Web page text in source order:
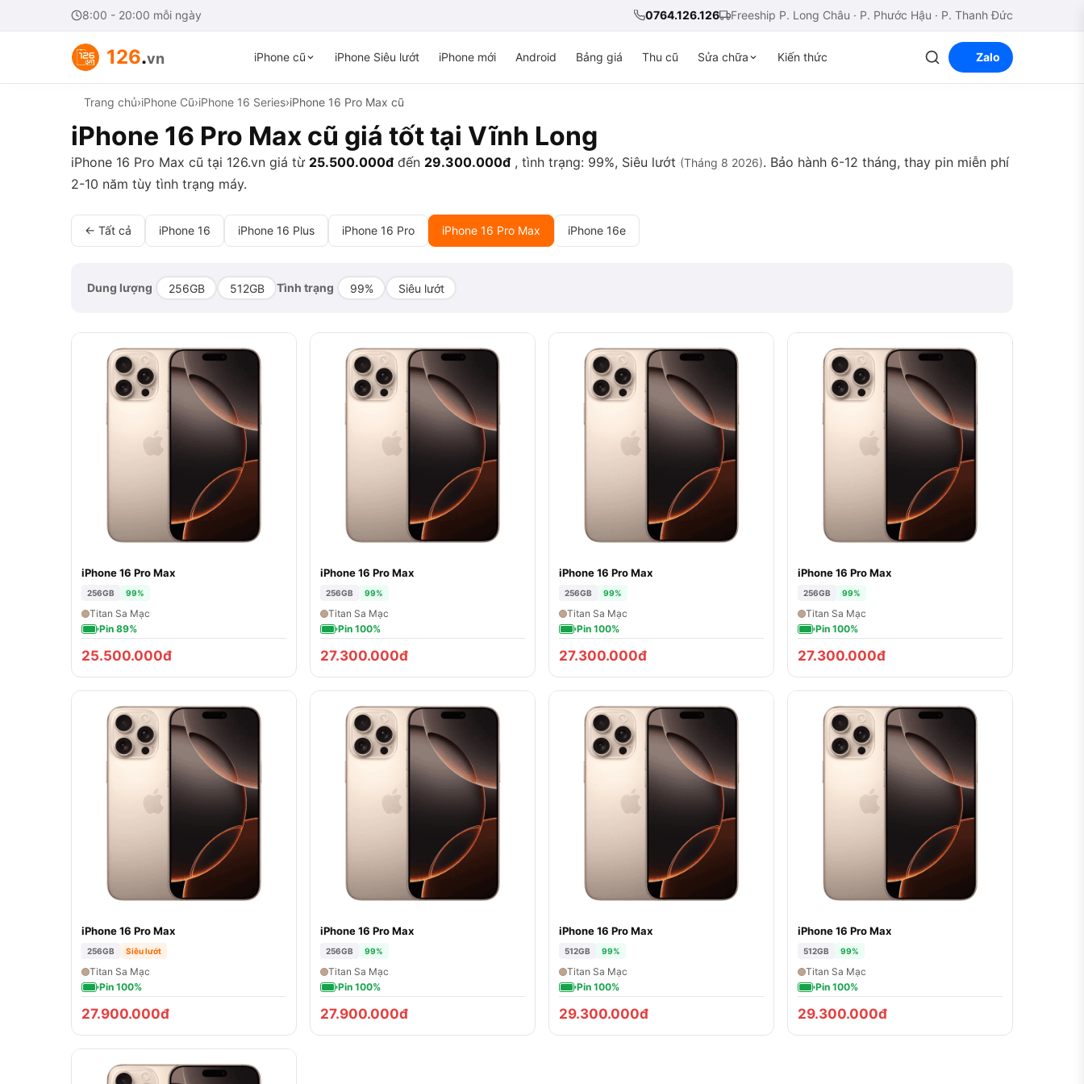
8:00 - 20:00 mỗi ngày 0764.126.126 Freeship P. Long Châu · P. Phước Hậu · P. Thanh Đức
126.vn iPhone cũ iPhone Siêu lướt iPhone mới Android Bảng giá Thu cũ Sửa chữa Kiến thức Zalo
Trang chủ›iPhone Cũ›iPhone 16 Series›iPhone 16 Pro Max cũ
iPhone 16 Pro Max cũ giá tốt tại Vĩnh Long
iPhone 16 Pro Max cũ tại 126.vn giá từ 25.500.000đ đến 29.300.000đ , tình trạng: 99%, Siêu lướt (Tháng 8 2026). Bảo hành 6-12 tháng, thay pin miễn phí
2-10 năm tùy tình trạng máy.
← Tất cả iPhone 16 iPhone 16 Plus iPhone 16 Pro iPhone 16 Pro Max iPhone 16e
Dung lượng 256GB 512GB Tình trạng 99% Siêu lướt
iPhone 16 Pro Max
256GB 99%
Titan Sa Mạc
Pin 89%
25.500.000đ
iPhone 16 Pro Max
256GB 99%
Titan Sa Mạc
Pin 100%
27.300.000đ
iPhone 16 Pro Max
256GB 99%
Titan Sa Mạc
Pin 100%
27.300.000đ
iPhone 16 Pro Max
256GB 99%
Titan Sa Mạc
Pin 100%
27.300.000đ
iPhone 16 Pro Max
256GB Siêu lướt
Titan Sa Mạc
Pin 100%
27.900.000đ
iPhone 16 Pro Max
256GB 99%
Titan Sa Mạc
Pin 100%
27.900.000đ
iPhone 16 Pro Max
512GB 99%
Titan Sa Mạc
Pin 100%
29.300.000đ
iPhone 16 Pro Max
512GB 99%
Titan Sa Mạc
Pin 100%
29.300.000đ